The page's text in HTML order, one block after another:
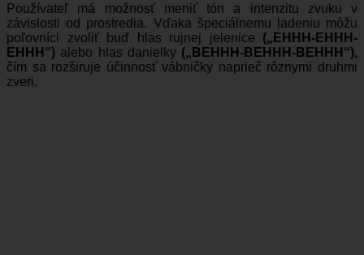
Používateľ má možnosť meniť tón a intenzitu zvuku v
závislosti od prostredia. Vďaka špeciálnemu ladeniu môžu
poľovníci zvoliť buď hlas rujnej jelenice („EHHH-EHHH-
EHHH“) alebo hlas danielky(„BEHHH-BEHHH-BEHHH“),
čím sa rozširuje účinnosť vábničky naprieč rôznymi druhmi
zveri.